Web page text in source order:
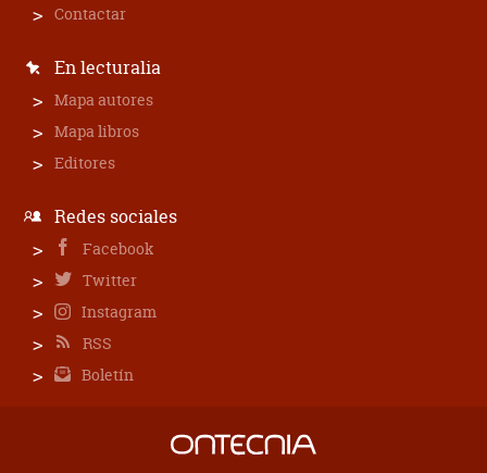
Contactar
En lecturalia
Mapa autores
Mapa libros
Editores
Redes sociales
Facebook
Twitter
Instagram
RSS
Boletín